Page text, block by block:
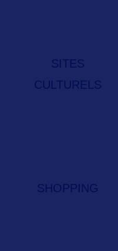
SITES
CULTURELS
SHOPPING